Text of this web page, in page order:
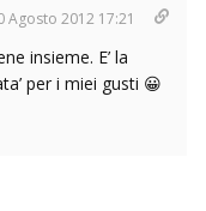
Agosto 2012 17:21
insieme. E’ la
per i miei gusti 😀